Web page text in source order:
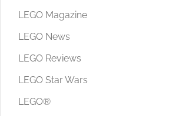
LEGO Magazine
LEGO News
LEGO Reviews
LEGO Star Wars
LEGO®